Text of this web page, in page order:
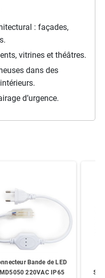
: façades,
vitrines et théâtres.
dans des
d’urgence.
Bande de LED
220VAC IP65